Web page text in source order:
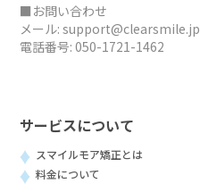
■お問い合わせ
メール: support@clearsmile.jp
電話番号: 050-1721-1462
サービスについて
スマイルモア矯正とは
料金について